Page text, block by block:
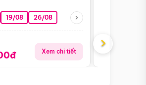
09/09 12/09
19/08 26/08
Xem chi tiết
Giá từ:
›